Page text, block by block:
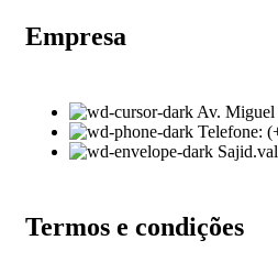
Empresa
Av. Miguel
Telefone:
Termos e condições